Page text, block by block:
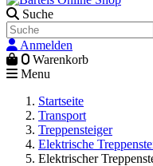
Suche
Anmelden
0 Warenkorb
Menu
Startseite
Transport
Treppensteiger
Elektrische
Elektrischer